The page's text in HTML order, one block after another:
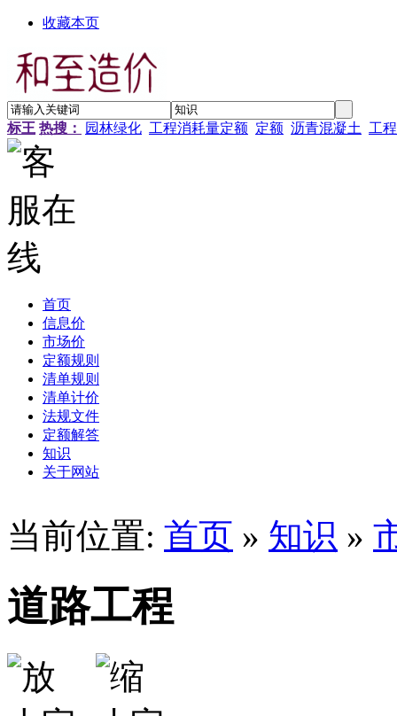
收藏本页
标王 热搜： 园林绿化 工程消耗量定额 定额 沥青混凝土 工程
首页
信息价
市场价
定额规则
清单规则
清单计价
法规文件
定额解答
知识
关于网站
当前位置: 首页 » 知识 »
道路工程